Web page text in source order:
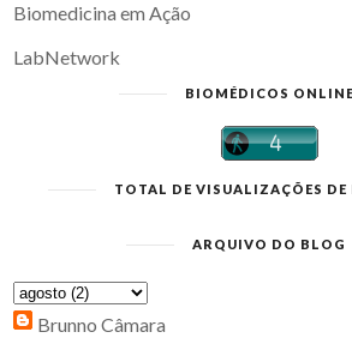
Biomedicina em Ação
LabNetwork
BIOMÉDICOS ONLINE
TOTAL DE VISUALIZAÇÕES DE
ARQUIVO DO BLOG
Brunno Câmara